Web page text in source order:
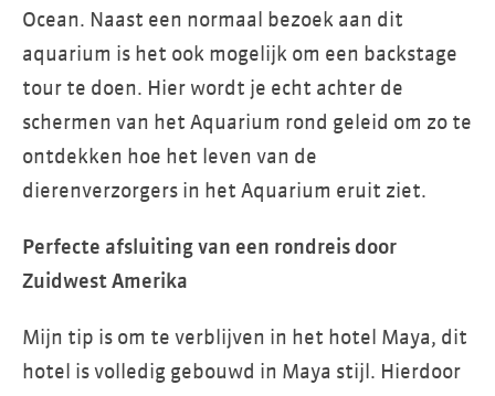
Ocean. Naast een normaal bezoek aan dit
aquarium is het ook mogelijk om een backstage
tour te doen. Hier wordt je echt achter de
schermen van het Aquarium rond geleid om zo te
ontdekken hoe het leven van de
dierenverzorgers in het Aquarium eruit ziet.
Perfecte afsluiting van een rondreis door
Zuidwest Amerika
Mijn tip is om te verblijven in het hotel Maya, dit
hotel is volledig gebouwd in Maya stijl. Hierdoor